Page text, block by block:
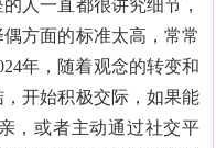
人一直都很讲究细节，
方面的标准太高，常常
年，随着观念的转变和
开始积极交际，如果能
，或者主动通过社交平